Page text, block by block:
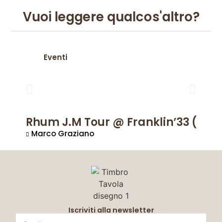
Vuoi leggere qualcos'altro?
Eventi
Rhum J.M Tour @ Franklin’33
Marco Graziano
Iscriviti alla newsletter